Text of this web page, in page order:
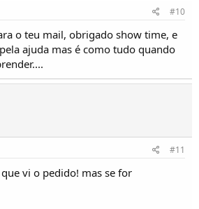
#10
o teu mail, obrigado show time, e
ajuda mas é como tudo quando
#11
vi o pedido! mas se for